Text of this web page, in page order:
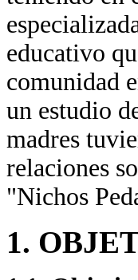
educativo
comunidad
un estudio
madres
relaciones
"Nichos
1.